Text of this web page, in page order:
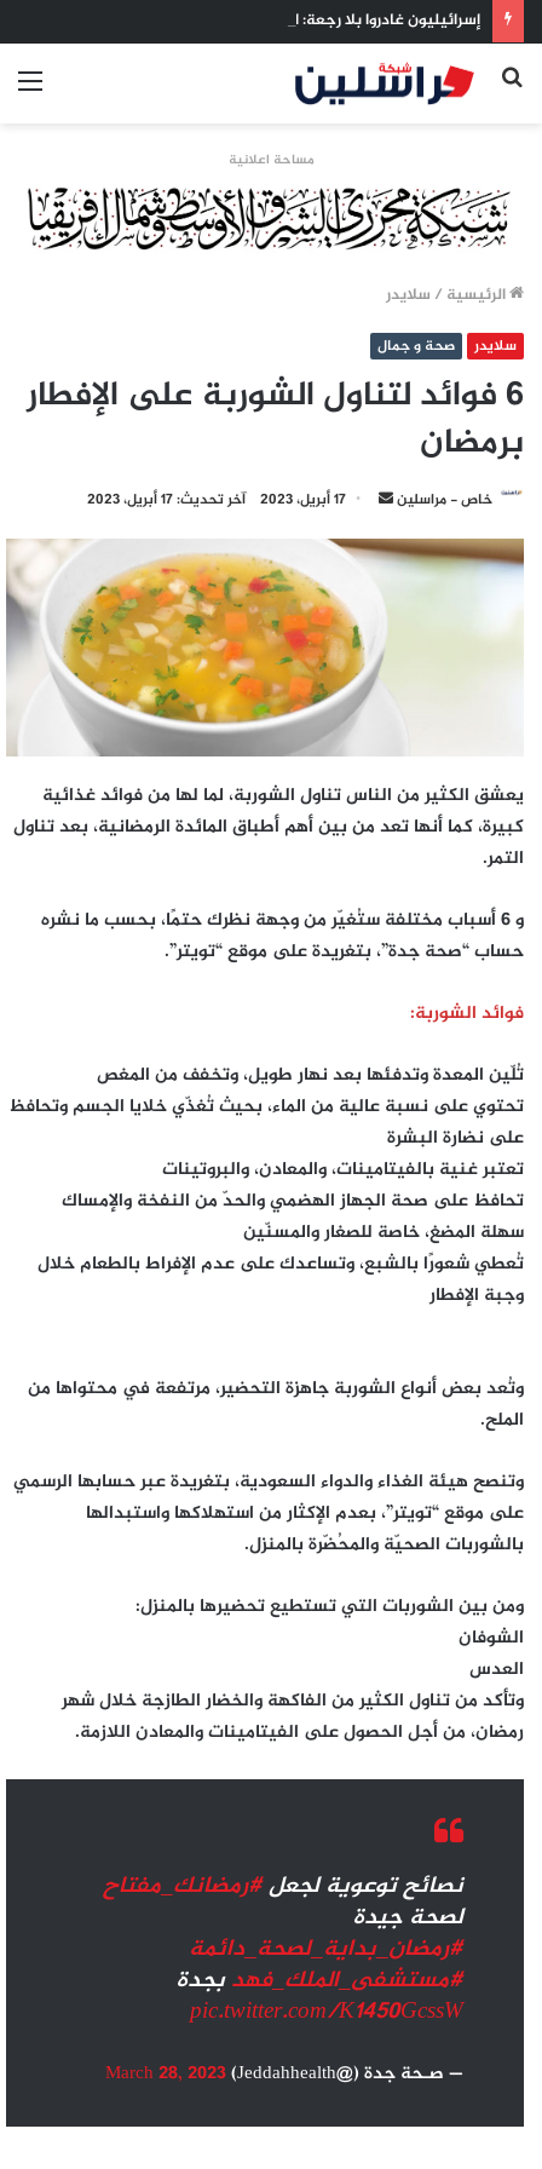
إسرائيليون غادروا بلا رجعة: اخترنا الهجرة لنعيش بلا خوف
بحث
مساحة اعلانية
الرئيسية / سلايدر
سلايدر صحة و جمال
6 فوائد لتناول الشوربة على الإفطار
برمضان
خاص - مراسلين
أرسل
إلكترونيا
17 أبريل، 2023 آخر تحديث: 17 أبريل، 2023
يعشق الكثير من الناس تناول الشوربة، لما لها من فوائد غذائية
كبيرة، كما أنها تعد من بين أهم أطباق المائدة الرمضانية، بعد تناول
التمر.
و 6 أسباب مختلفة ستُغيّر من وجهة نظرك حتمًا، بحسب ما نشره
حساب “صحة جدة”، بتغريدة على موقع “تويتر”.
فوائد الشوربة:
تُلّين المعدة وتدفئها بعد نهار طويل، وتخفف من المغص
تحتوي على نسبة عالية من الماء، بحيث تُغذّي خلايا الجسم وتحافظ
على نضارة البشرة
تعتبر غنية بالفيتامينات، والمعادن، والبروتينات
تحافظ على صحة الجهاز الهضمي والحدّ من النفخة والإمساك
سهلة المضغ، خاصة للصغار والمسنّين
تُعطي شعورًا بالشبع، وتساعدك على عدم الإفراط بالطعام خلال
وجبة الإفطار
وتُعد بعض أنواع الشوربة جاهزة التحضير، مرتفعة في محتواها من
الملح.
وتنصح هيئة الغذاء والدواء السعودية، بتغريدة عبر حسابها الرسمي
على موقع “تويتر”، بعدم الإكثار من استهلاكها واستبدالها
بالشوربات الصحيّة والمحُضّرة بالمنزل.
ومن بين الشوربات التي تستطيع تحضيرها بالمنزل:
الشوفان
العدس
وتأكد من تناول الكثير من الفاكهة والخضار الطازجة خلال شهر
رمضان، من أجل الحصول على الفيتامينات والمعادن اللازمة.
نصائح توعوية لجعل#رمضانك_مفتاح
لصحة جيدة
#رمضان_بداية_لصحة_دائمة
#مستشفى_الملك_فهدبجدة
pic.twitter.com/K1450GcssW
— صـحة جدة (@Jeddahhealth) March 28, 2023